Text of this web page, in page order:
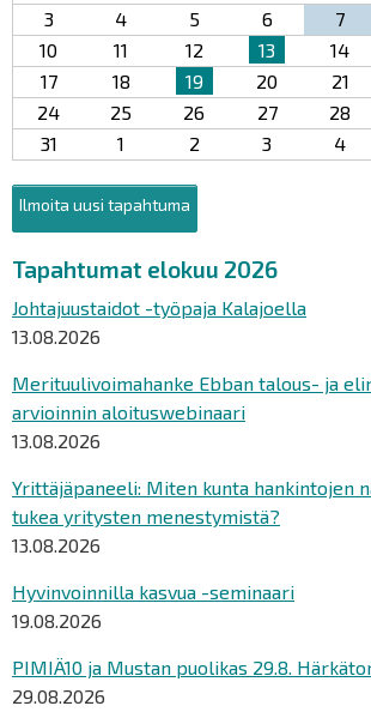
3
4 5 6 7
10
11 12 13 14
17
18 19 20 21
24
25 26 27 28
31
1 2 3 4
Ilmoita uusi tapahtuma
Tapahtumat elokuu 2026
Johtajuustaidot -työpaja Kalajoella
13.08.2026
Merituulivoimahanke Ebban talous- ja
arvioinnin aloituswebinaari
13.08.2026
Yrittäjäpaneeli: Miten kunta hankintojen
tukea yritysten menestymistä?
13.08.2026
Hyvinvoinnilla kasvua -seminaari
19.08.2026
PIMIÄ10 ja Mustan puolikas 29.8.
29.08.2026